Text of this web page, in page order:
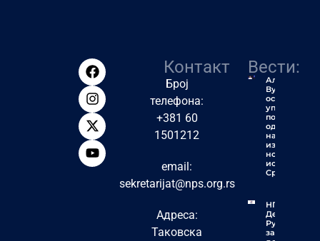
Контакт
Број
телефона:
+381 60
1501212
email:
sekretarijat@nps.org.rs
Адреса:
Таковска
Вести:
Алексић:
Вучић ће
остати
упамћен
по једној
од
највећих
издаја у
новијој
историји
Србије
НПС
Деспотовац:
Рудари
заслужују